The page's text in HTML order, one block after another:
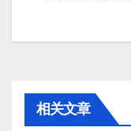
相关文章